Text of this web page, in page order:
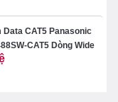
Data CAT5 Panasonic
CAT5 Dòng Wide